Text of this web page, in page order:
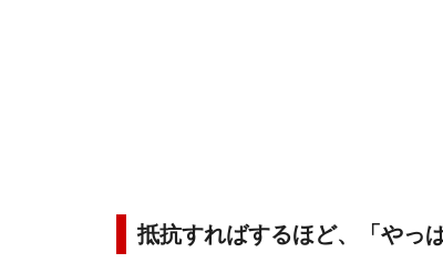
抵抗すればするほど、「やっ